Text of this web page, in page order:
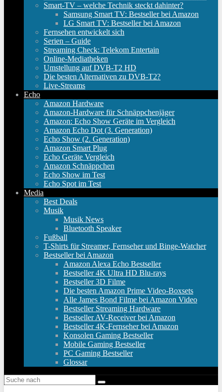
Smart-TV – welche Technik steckt dahinter?
Samsung Smart TV: Bestseller bei Amazon
LG Smart TV: Bestseller bei Amazon
Fernsehen entwickelt sich
Serien – Guide
Streaming Check: Telekom Entertain
Online-Mediatheken
Umstellung auf DVB-T2 HD
Die besten Alternativen zu DVB-T2?
Live-Streams
Echo
Amazon Hardware
Amazon-Hardware für Schnäppchenjäger
Amazon: Echo Show Geräte im Vergleich
Amazon Echo Dot (3. Generation)
Echo Show (2. Generation)
Amazon Smart Plug
Echo Geräte Vergleich
Amazon Schnäppchen
Echo Show im Test
Echo Spot im Test
Media
Best Deals
Musik
Musik News
Bluetooth Speaker
Fußball
T-Shirts für Streamer, Fernseher und Binge-Watcher
Bestseller bei Amazon
Amazon Alexa Echo Bestseller
Bestseller 4K Ultra HD Blu-rays
Bestseller 3D Filme
Die besten Amazon Prime Video-Boxsets
Alle James Bond Filme bei Amazon Video
Bestseller Streaming Hardware
Bestseller AV-Receiver bei Amazon
Bestseller 4K-Fernseher bei Amazon
Konsolen Gaming Bestseller
Mobile Gaming Bestseller
PC Gaming Bestseller
Glossar